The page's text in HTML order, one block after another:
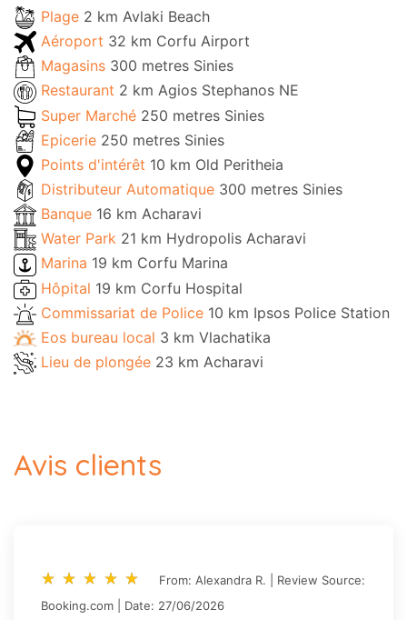
Plage 2 km Avlaki Beach
Aéroport 32 km Corfu Airport
Magasins 300 metres Sinies
Restaurant 2 km Agios Stephanos NE
Super Marché 250 metres Sinies
Epicerie 250 metres Sinies
Points d'intérêt 10 km Old Peritheia
Distributeur Automatique 300 metres Sinies
Banque 16 km Acharavi
Water Park 21 km Hydropolis Acharavi
Marina 19 km Corfu Marina
Hôpital 19 km Corfu Hospital
Commissariat de Police 10 km Ipsos Police Station
Eos bureau local 3 km Vlachatika
Lieu de plongée 23 km Acharavi
Avis clients
star_rate star_rate star_rate star_rate star_rate
star_rate star_rate star_rate star_rate star_rate
From: Alexandra R. | Review Source:
Booking.com | Date: 27/06/2026